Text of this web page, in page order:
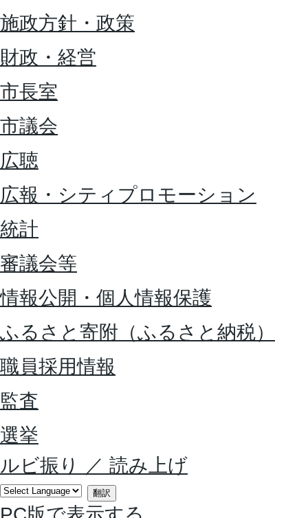
施政方針・政策
財政・経営
市長室
市議会
広聴
広報・シティプロモーション
統計
審議会等
情報公開・個人情報保護
ふるさと寄附（ふるさと納税）
職員採用情報
監査
選挙
ルビ振り
／ 読み上げ
翻訳